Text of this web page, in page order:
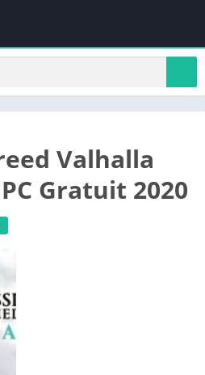
Valhalla
Gratuit 2020